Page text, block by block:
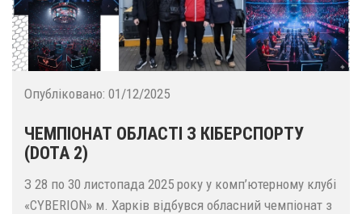
Опубліковано: 01/12/2025
ЧЕМПІОНАТ ОБЛАСТІ З КІБЕРСПОРТУ
(DOTA 2)
З 28 по 30 листопада 2025 року у комп’ютерному клубі
«CYBERION» м. Харків відбувся обласний чемпіонат з